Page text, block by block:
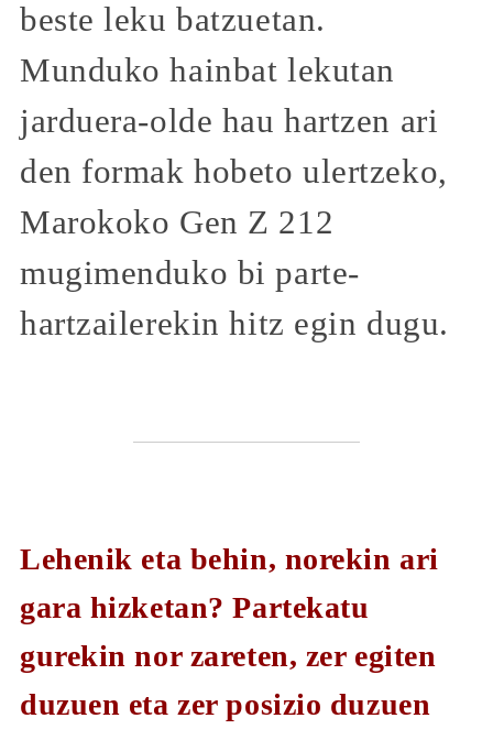
beste leku batzuetan.
Munduko hainbat lekutan
jarduera-olde hau hartzen ari
den formak hobeto ulertzeko,
Marokoko Gen Z 212
mugimenduko bi parte-
hartzailerekin hitz egin dugu.
Lehenik eta behin, norekin ari
gara hizketan? Partekatu
gurekin nor zareten, zer egiten
duzuen eta zer posizio duzuen